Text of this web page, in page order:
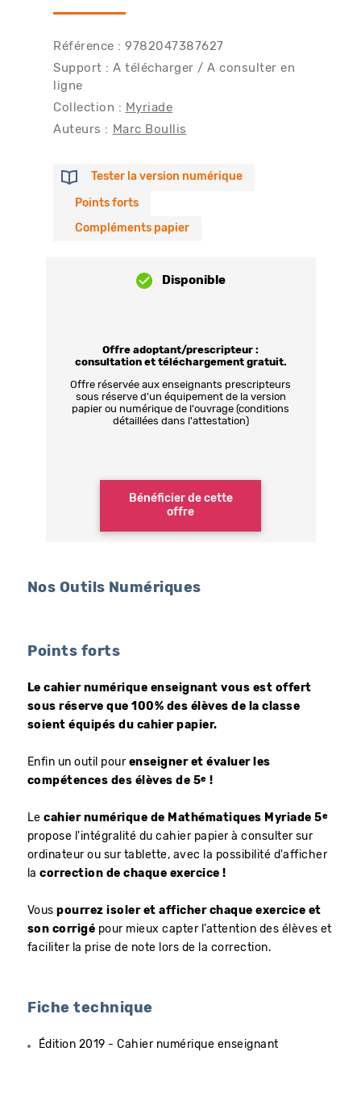
Référence : 9782047387627
Support : A télécharger / A consulter en
ligne
Collection : Myriade
Auteurs : Marc Boullis
Tester la version numérique
Points forts
Compléments papier
Disponible
Offre adoptant/prescripteur :
consultation et téléchargement gratuit.
Offre réservée aux enseignants prescripteurs
sous réserve d'un équipement de la version
papier ou numérique de l'ouvrage (conditions
détaillées dans l'attestation)
Bénéficier de cette
offre
Nos Outils Numériques
Points forts
Le cahier numérique enseignant vous est offert
sous réserve que 100% des élèves de la classe
soient équipés du cahier papier.
Enfin un outil pour enseigner et évaluer les
compétences des élèves de 5e !
Lecahier numérique de Mathématiques Myriade 5e
propose l'intégralité du cahier papier à consulter sur
ordinateur ou sur tablette, avec la possibilité d'afficher
lacorrection de chaque exercice !
Vouspourrez isoler et afficher chaque exercice et
son corrigé pour mieux capter l’attention des élèves et
faciliter la prise de note lors de la correction.
Fiche technique
Édition 2019 - Cahier numérique enseignant